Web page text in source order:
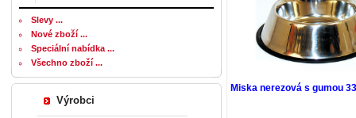
Slevy ...
Nové zboží ...
Speciální nabídka ...
Všechno zboží ...
Výrobci
Miska nerezová s gumou